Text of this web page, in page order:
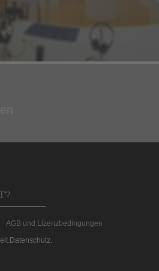
"?
AGB und Lizenzbedingungen